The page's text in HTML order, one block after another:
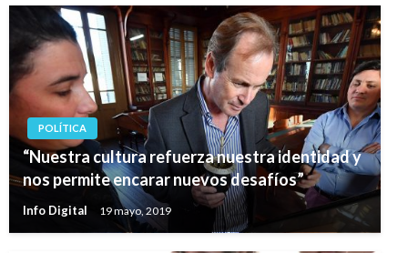
POLÍTICA
“Nuestra cultura refuerza nuestra identidad y
nos permite encarar nuevos desafíos”
Info Digital 19 mayo, 2019